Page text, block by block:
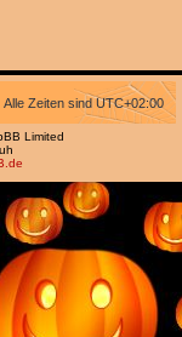
Alle Zeiten sindUTC+02:00
Limited